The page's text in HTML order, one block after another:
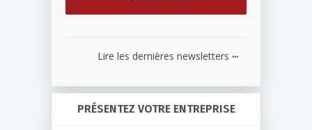
Lire les dernières newsletters ...
PRÉSENTEZ VOTRE ENTREPRISE